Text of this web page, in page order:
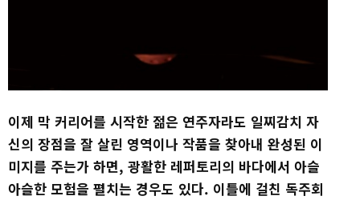
이제 막 커리어를 시작한 젊은 연주자라도 일찌감치 자
신의 장점을 잘 살린 영역이나 작품을 찾아내 완성된 이
미지를 주는가 하면, 광활한 레퍼토리의 바다에서 아슬
아슬한 모험을 펼치는 경우도 있다. 이틀에 걸친 독주회